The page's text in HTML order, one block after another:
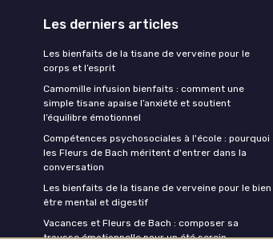
Les derniers articles
Les bienfaits de la tisane de verveine pour le
corps et l’esprit
Camomille infusion bienfaits : comment une
simple tisane apaise l’anxiété et soutient
l’équilibre émotionnel
Compétences psychosociales à l'école : pourquoi
les Fleurs de Bach méritent d'entrer dans la
conversation
Les bienfaits de la tisane de verveine pour le bien
être mental et digestif
Vacances et Fleurs de Bach : composer sa
trousse émotionnelle pour un été serein